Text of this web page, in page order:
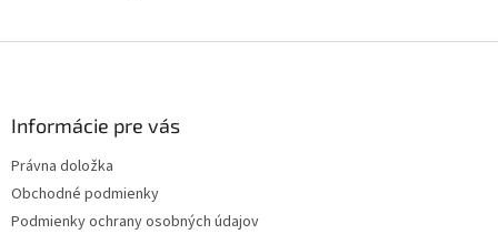
Informácie pre vás
Právna doložka
Obchodné podmienky
Podmienky ochrany osobných údajov